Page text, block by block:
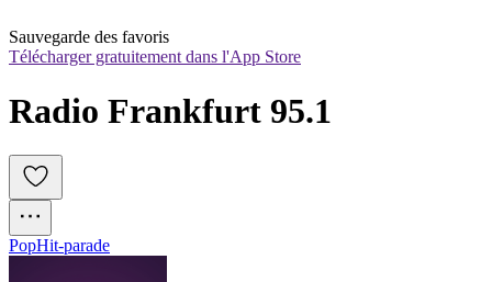
Sauvegarde des favoris
Télécharger gratuitement dans l'App Store
Radio Frankfurt 95.1
PopHit-parade